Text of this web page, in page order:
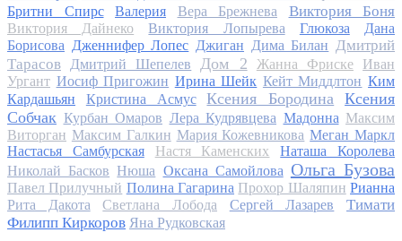
Бритни Спирс
Валерия Вера Брежнева Виктория Боня
Виктория Дайнеко Виктория Лопырева Глюкоза
Дана
Борисова Дженнифер Лопес Джиган Дима Билан Дмитрий
Тарасов
Дмитрий Шепелев Дом 2 Жанна Фриске
Иван
Ургант Иосиф Пригожин Ирина Шейк Кейт Миддлтон Ким
Кардашьян
Кристина Асмус Ксения Бородина
Ксения
Собчак Курбан Омаров Лера Кудрявцева Мадонна Максим
Виторган Максим Галкин Мария Кожевникова Меган Маркл
Настасья Самбурская
Настя Каменских
Наташа Королева
Николай Басков Нюша Оксана Самойлова Ольга Бузова
Павел Прилучный Полина Гагарина Прохор Шаляпин Рианна
Рита Дакота
Светлана Лобода Сергей Лазарев
Тимати
Филипп Киркоров Яна Рудковская